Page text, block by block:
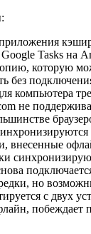
Tasks на
которую
без
компьютера
не
внесенные
но
с двух
побеждает